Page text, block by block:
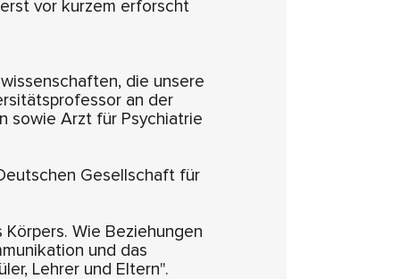
vor kurzem erforscht
die unsere
an der
sowie Arzt für Psychiatrie
Gesellschaft für
Wie Beziehungen
und das
Lehrer und Eltern".